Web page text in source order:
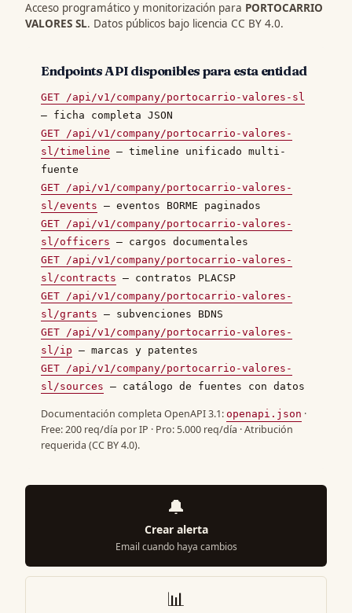
Acceso programático y monitorización para PORTOCARRIO
VALORES SL. Datos públicos bajo licencia CC BY 4.0.
Endpoints API disponibles para esta entidad
GET /api/v1/company/portocarrio-valores-sl
— ficha completa JSON
GET /api/v1/company/portocarrio-valores-
sl/timeline — timeline unificado multi-
fuente
GET /api/v1/company/portocarrio-valores-
sl/events — eventos BORME paginados
GET /api/v1/company/portocarrio-valores-
sl/officers — cargos documentales
GET /api/v1/company/portocarrio-valores-
sl/contracts — contratos PLACSP
GET /api/v1/company/portocarrio-valores-
sl/grants — subvenciones BDNS
GET /api/v1/company/portocarrio-valores-
sl/ip — marcas y patentes
GET /api/v1/company/portocarrio-valores-
sl/sources — catálogo de fuentes con datos
Documentación completa OpenAPI 3.1: openapi.json ·
Free: 200 req/día por IP · Pro: 5.000 req/día · Atribución
requerida (CC BY 4.0).
🔔
Crear alerta
Email cuando haya cambios
📊